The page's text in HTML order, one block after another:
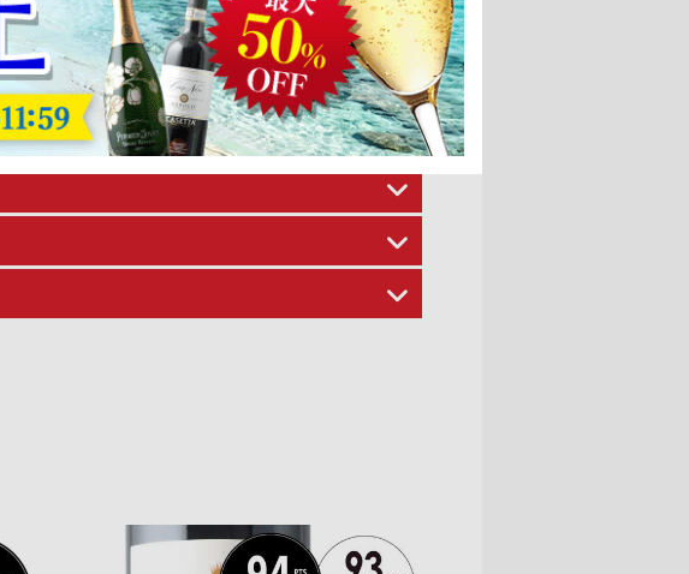
ンについて、その特徴や楽しみ方などをご紹介い